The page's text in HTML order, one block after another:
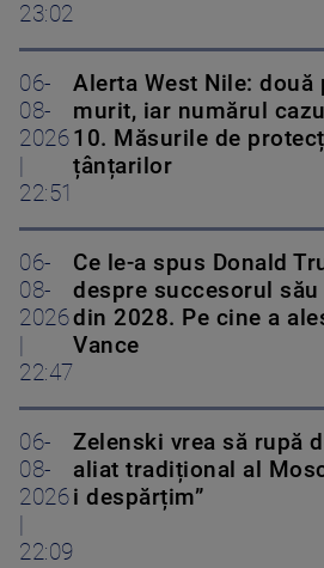
23:02
06-
08-
2026
22:51
Alerta West Nile: două
murit, iar numărul
10. Măsurile de
țânțarilor
06-
08-
2026
22:47
Ce le-a spus Donald
despre succesorul
din 2028. Pe cine a
Vance
06-
08-
2026
22:09
Zelenski vrea să rupă
aliat tradițional al
i despărțim”